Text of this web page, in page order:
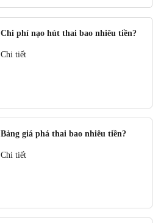
Chi phí nạo hút thai bao nhiêu tiền?
Chi tiết
Bảng giá phá thai bao nhiêu tiền?
Chi tiết